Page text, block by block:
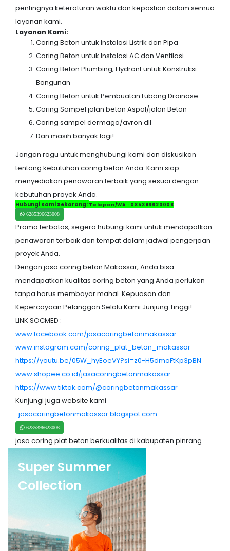
pentingnya keteraturan waktu dan kepastian dalam semua
layanan kami.
Layanan Kami:
Coring Beton untuk Instalasi Listrik dan Pipa
Coring Beton untuk Instalasi AC dan Ventilasi
Coring Beton Plumbing, Hydrant untuk Konstruksi
Bangunan
Coring Beton untuk Pembuatan Lubang Drainase
Coring Sampel jalan beton Aspal/jalan Beton
Coring sampel dermaga/avron dll
Dan masih banyak lagi!
Jangan ragu untuk menghubungi kami dan diskusikan
tentang kebutuhan coring beton Anda. Kami siap
menyediakan penawaran terbaik yang sesuai dengan
kebutuhan proyek Anda.
Hubungi Kami Sekarang: Telepon/WA : 085396623008
6285396623008
Promo terbatas, segera hubungi kami untuk mendapatkan
penawaran terbaik dan tempat dalam jadwal pengerjaan
proyek Anda.
Dengan jasa coring beton Makassar, Anda bisa
mendapatkan kualitas coring beton yang Anda perlukan
tanpa harus membayar mahal. Kepuasan dan
Kepercayaan Pelanggan Selalu Kami Junjung Tinggi!
LINK SOCMED :
www.facebook.com/jasacoringbetonmakassar
www.instagram.com/coring_plat_beton_makassar
https://youtu.be/05W_hyEoeVY?si=z0-H5dmoFtKp3pBN
www.shopee.co.id/jasacoringbetonmakassar
https://www.tiktok.com/@coringbetonmakassar
Kunjungi juga website kami
: jasacoringbetonmakassar.blogspot.com
6285396623008
jasa coring plat beton berkualitas di kabupaten pinrang
Super Summer
Collection